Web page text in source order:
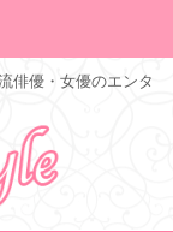
俳優・女優のエンタ